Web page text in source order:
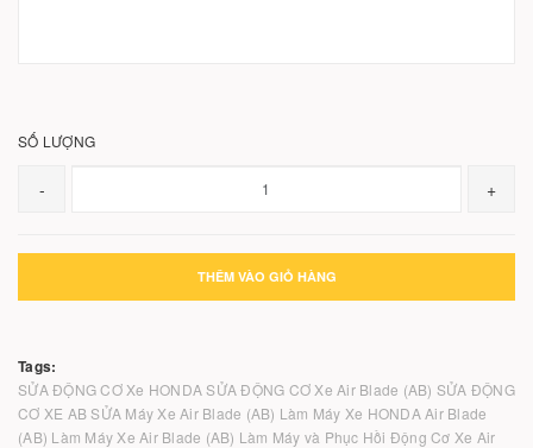
SỐ LƯỢNG
- +
THÊM VÀO GIỎ HÀNG
Tags:
SỬA ĐỘNG CƠ Xe HONDASỬA ĐỘNG CƠ Xe Air Blade (AB) SỬA ĐỘNG
CƠ XE ABSỬA Máy Xe Air Blade (AB) Làm Máy Xe HONDA Air Blade
(AB) Làm Máy Xe Air Blade (AB) Làm Máy và Phục Hồi Động Cơ Xe Air